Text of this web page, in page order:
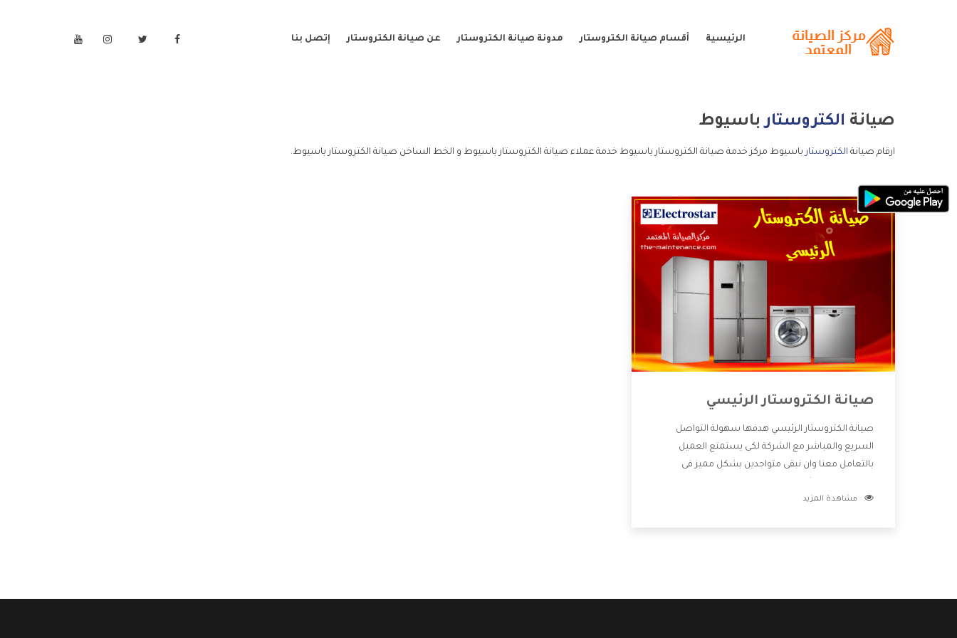
الرئيسية أقسام صيانة الكتروستار مدونة صيانة الكتروستار عن صيانة الكتروستار إتصل بنا
صيانة الكتروستارباسيوط
ارقام صيانة الكتروستار باسيوط مركز خدمة صيانة الكتروستار باسيوط خدمة عملاء صيانة الكتروستار باسيوط و الخط الساخن صيانة الكتروستار باسيوط.
صيانة الكتروستار الرئيسي
صيانة الكتروستار الرئيسي هدفها سهولة التواصل
السريع والمباشر مع الشركة لكى يستمتع العميل
بالتعامل معنا وان نبقى متواجدين بشكل مميز فى
للعميل وان يستمتع بالخدمات التى تنفرد الشركة بها
مشاهدة المزيد